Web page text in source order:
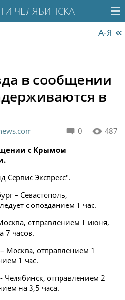
ЧЕЛЯБИНСКА
А-Я
в сообщении
в
0 487
с Крымом
Сервис Экспресс".
– Севастополь,
с опозданием 1 час.
отправлением 1 июня,
7 часов.
Москва, отправлением 1
1 час.
Челябинск, отправлением 2
на 3,5 часа.